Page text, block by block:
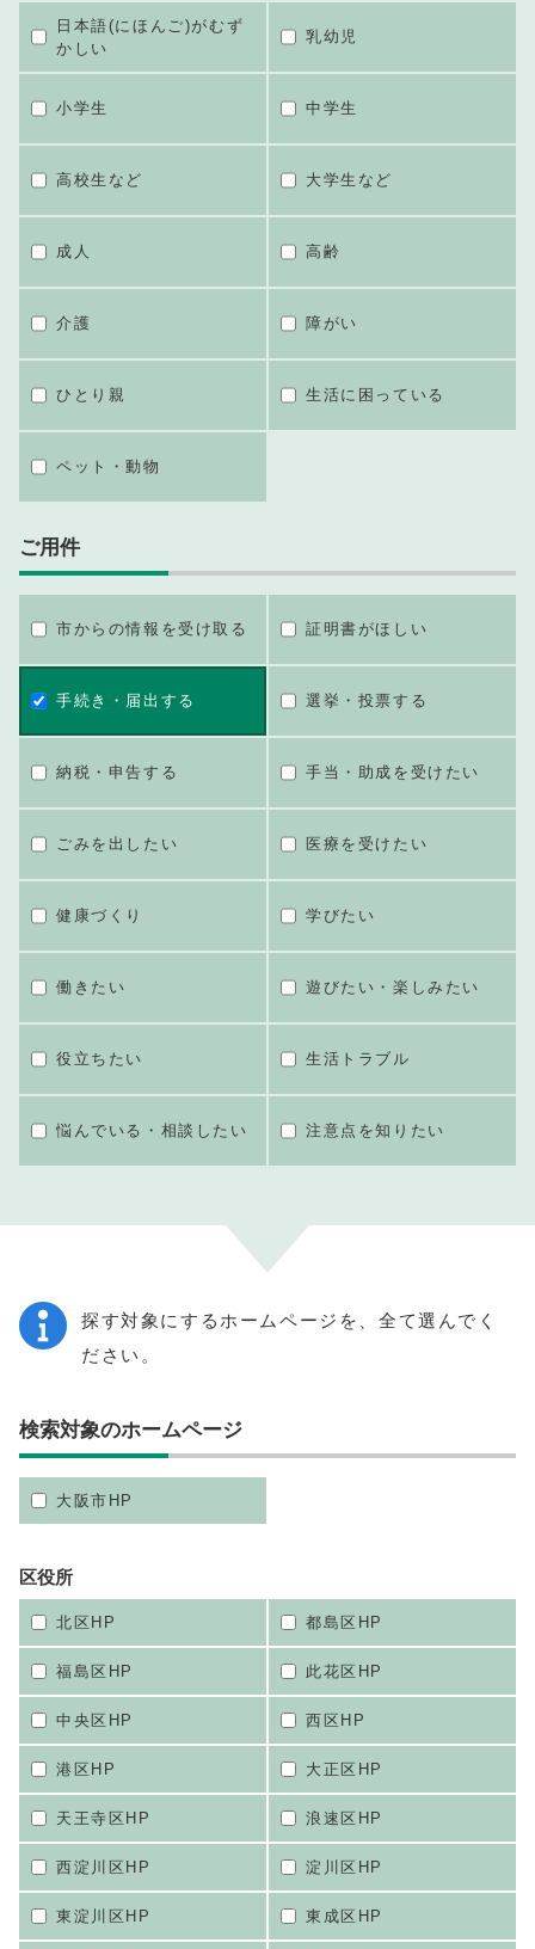
日本語(にほんご)がむず
かしい
乳幼児
小学生 中学生
高校生など 大学生など
成人 高齢
介護 障がい
ひとり親 生活に困っている
ペット・動物
ご用件
市からの情報を受け取る 証明書がほしい
手続き・届出する 選挙・投票する
納税・申告する 手当・助成を受けたい
ごみを出したい 医療を受けたい
健康づくり 学びたい
働きたい 遊びたい・楽しみたい
役立ちたい 生活トラブル
悩んでいる・相談したい 注意点を知りたい
探す対象にするホームページを、全て選んでく
ださい。
検索対象のホームページ
大阪市HP
区役所
北区HP 都島区HP
福島区HP 此花区HP
中央区HP 西区HP
港区HP 大正区HP
天王寺区HP 浪速区HP
西淀川区HP 淀川区HP
東淀川区HP 東成区HP